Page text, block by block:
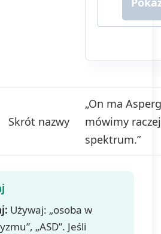
ofert.
danych to
Skrót nazwy
„On ma
mówimy
spektrum.”
Używaj: „osoba w
„ASD”. Jeśli